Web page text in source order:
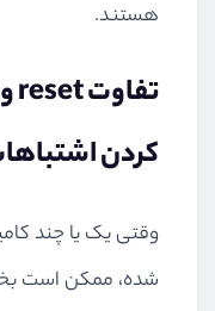
هستند.
کردن
وقتی یک یا چند
شده، ممکن است